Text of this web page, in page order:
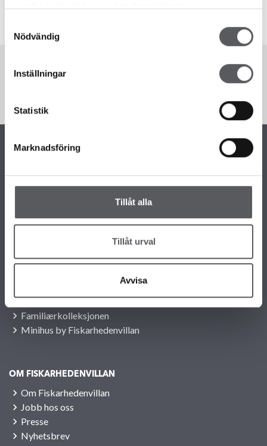
samlat in när du har använt deras tjänster.
Nödvändig
Inställningar
Statistik
Marknadsföring
Tillåt alla
Tillåt urval
Avvisa
1/2
Kommentarer
info@fiskarhedenvillan.no
Unike hus
Familiærkolleksjonen
Minihus by Fiskarhedenvillan
OM FISKARHEDENVILLAN
Om Fiskarhedenvillan
Jobb hos oss
Presse
Nyhetsbrev